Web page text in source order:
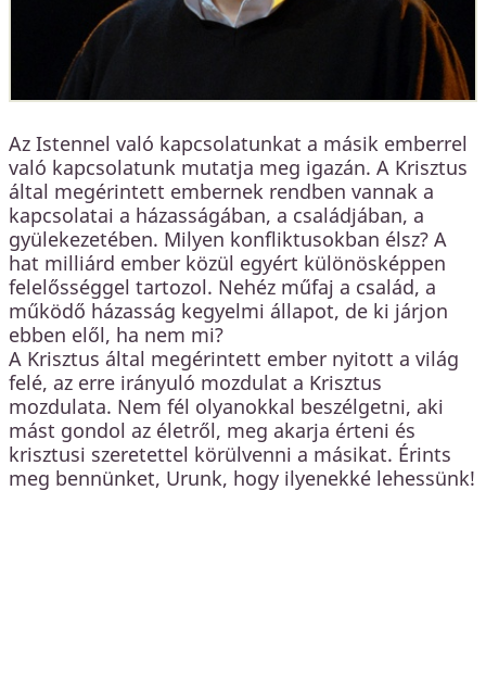
Az Istennel való kapcsolatunkat a másik emberrel
való kapcsolatunk mutatja meg igazán. A Krisztus
által megérintett embernek rendben vannak a
kapcsolatai a házasságában, a családjában, a
gyülekezetében. Milyen konfliktusokban élsz? A
hat milliárd ember közül egyért különösképpen
felelősséggel tartozol. Nehéz műfaj a család, a
működő házasság kegyelmi állapot, de ki járjon
ebben elől, ha nem mi?
A Krisztus által megérintett ember nyitott a világ
felé, az erre irányuló mozdulat a Krisztus
mozdulata. Nem fél olyanokkal beszélgetni, aki
mást gondol az életről, meg akarja érteni és
krisztusi szeretettel körülvenni a másikat. Érints
meg bennünket, Urunk, hogy ilyenekké lehessünk!